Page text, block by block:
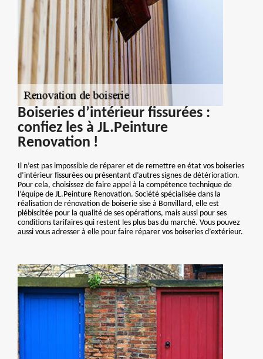
Boiseries d’intérieur fissurées :
confiez les à JL.Peinture
Renovation !
Il n’est pas impossible de réparer et de remettre en état vos boiseries
d’intérieur fissurées ou présentant d’autres signes de détérioration.
Pour cela, choisissez de faire appel à la compétence technique de
l’équipe de JL.Peinture Renovation. Société spécialisée dans la
réalisation de rénovation de boiserie sise à Bonvillard, elle est
plébiscitée pour la qualité de ses opérations, mais aussi pour ses
conditions tarifaires qui restent les plus bas du marché. Vous pouvez
aussi vous adresser à elle pour faire réparer vos boiseries d’extérieur.